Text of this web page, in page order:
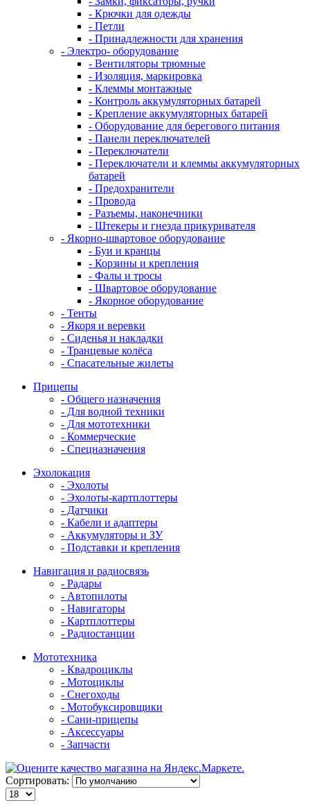
- Крючки для одежды
- Петли
- Принадлежности для хранения
- Электро- оборудование
- Вентиляторы трюмные
- Изоляция, маркировка
- Клеммы монтажные
- Контроль аккумуляторных батарей
- Крепление аккумуляторных батарей
- Оборудование для берегового питания
- Панели переключателей
- Переключатели
- Переключатели и клеммы аккумуляторных
батарей
- Предохранители
- Провода
- Разъемы, наконечники
- Штекеры и гнезда прикуривателя
- Якорно-швартовое оборудование
- Буи и кранцы
- Корзины и крепления
- Фалы и тросы
- Швартовое оборудование
- Якорное оборудование
- Тенты
- Якоря и веревки
- Сиденья и накладки
- Транцевые колёса
- Спасательные жилеты
Прицепы
- Общего назначения
- Для водной техники
- Для мототехники
- Коммерческие
- Спецназначения
Эхолокация
- Эхолоты
- Эхолоты-картплоттеры
- Датчики
- Кабели и адаптеры
- Аккумуляторы и ЗУ
- Подставки и крепления
Навигация и радиосвязь
- Радары
- Автопилоты
- Навигаторы
- Картплоттеры
- Радиостанции
Мототехника
- Квадроциклы
- Мотоциклы
- Снегоходы
- Мотобуксировщики
- Сани-прицепы
- Аксессуары
- Запчасти
Сортировать: